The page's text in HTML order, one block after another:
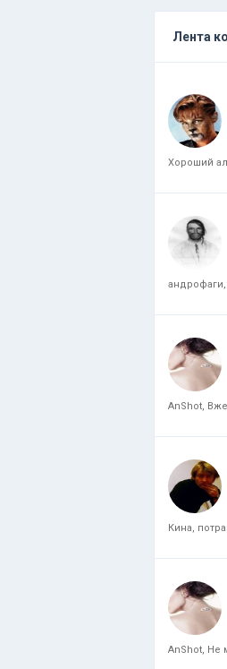
Лента
Хороший
андрофаги,
AnShot,
Кина,
AnShot, Не